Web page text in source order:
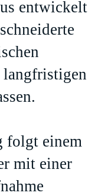
entwickelt
langfristigen
folgt einem
mit einer